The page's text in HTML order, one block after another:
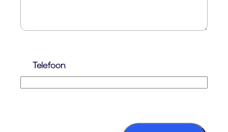
Telefoon